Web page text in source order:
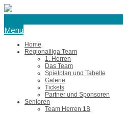
Menu
Home
Regionalliga Team
1. Herren
Das Team
Spielplan und Tabelle
Galerie
Tickets
Partner und Sponsoren
Senioren
Team Herren 1B